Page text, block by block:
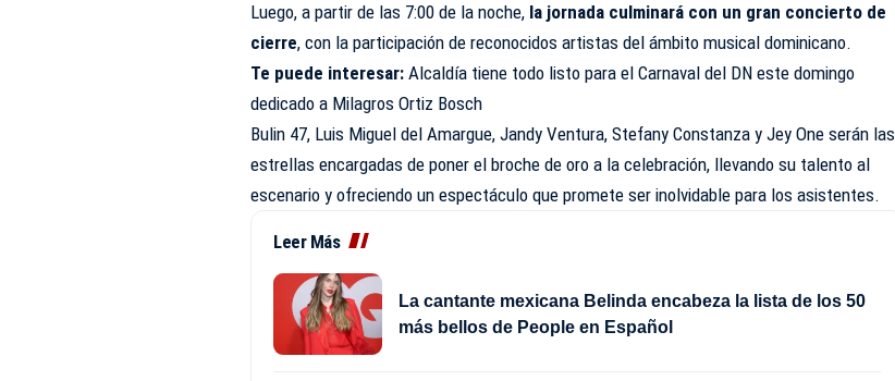
Luego, a partir de las 7:00 de la noche, la jornada culminará con un gran concierto de
cierre, con la participación de reconocidos artistas del ámbito musical dominicano.
Te puede interesar:Alcaldía tiene todo listo para el Carnaval del DN este domingo
dedicado a Milagros Ortiz Bosch
Bulin 47, Luis Miguel del Amargue, Jandy Ventura, Stefany Constanza y Jey One serán las
estrellas encargadas de poner el broche de oro a la celebración, llevando su talento al
escenario y ofreciendo un espectáculo que promete ser inolvidable para los asistentes.
Leer Más
La cantante mexicana Belinda encabeza la lista de los 50
más bellos de People en Español